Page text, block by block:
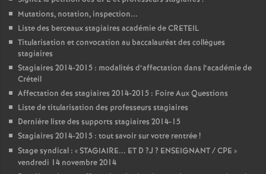
Mutations, notation, inspection...
Liste des berceaux stagiaires académie deCRETEIL
Titularisation et convocation au baccalauréat des collègues
stagiaires
Stagiaires 2014-2015 : modalités d’affectation dans l’académie de
Créteil
Affectation des stagiaires 2014-2015 : Foire Aux Questions
Liste de titularisation des professeurs stagiaires
Dernière liste des supports stagiaires 2014-15
Stagiaires 2014-2015 : tout savoir sur votre rentrée!
Stage syndical : «STAGIAIRE... ET D ?J ? ENSEIGNANT/CPE »
vendredi 14 novembre 2014